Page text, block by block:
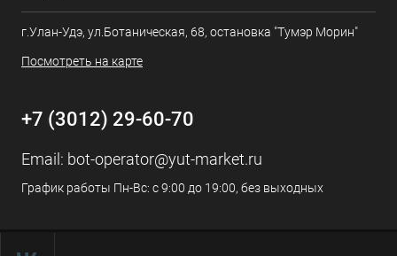
г.Улан-Удэ, ул.Ботаническая, 68, остановка "Тумэр Морин"
Посмотреть на карте
+7 (3012) 29-60-70
Email: bot-operator@yut-market.ru
График работы Пн-Вс: с 9:00 до 19:00, без выходных